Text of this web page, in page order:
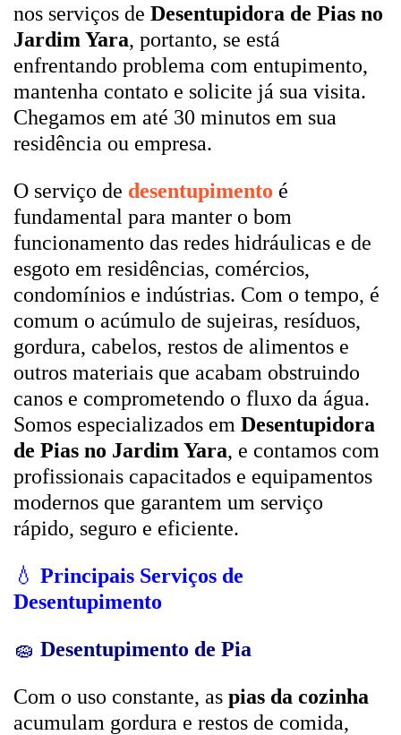
nos serviços de Desentupidora de Pias no
Jardim Yara, portanto, se está
enfrentando problema com entupimento,
mantenha contato e solicite já sua visita.
Chegamos em até 30 minutos em sua
residência ou empresa.
O serviço de desentupimento é
fundamental para manter o bom
funcionamento das redes hidráulicas e de
esgoto em residências, comércios,
condomínios e indústrias. Com o tempo, é
comum o acúmulo de sujeiras, resíduos,
gordura, cabelos, restos de alimentos e
outros materiais que acabam obstruindo
canos e comprometendo o fluxo da água.
Somos especializados em Desentupidora
de Pias no Jardim Yara, e contamos com
profissionais capacitados e equipamentos
modernos que garantem um serviço
rápido, seguro e eficiente.
💧 Principais Serviços de
Desentupimento
🧽 Desentupimento de Pia
Com o uso constante, as pias da cozinha
acumulam gordura e restos de comida,